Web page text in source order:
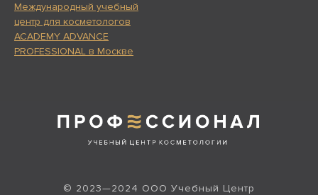
Международный учебный
центр для косметологов
ACADEMY ADVANCE
PROFESSIONAL в Москве
© 2023—2024 ООО Учебный Центр